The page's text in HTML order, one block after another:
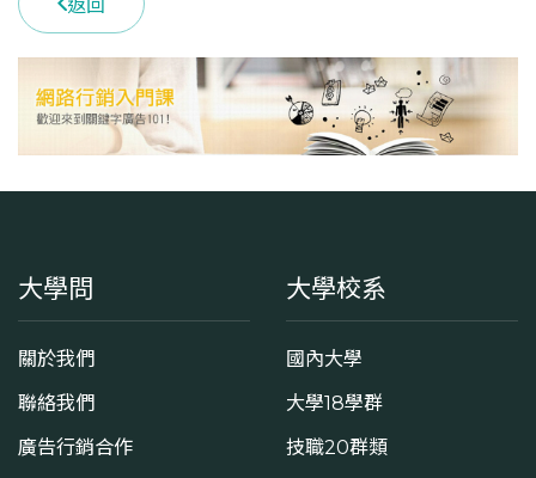
大學問
關於我們
聯絡我們
廣告行銷合作
大學校系
國內大學
大學18學群
技職20群類